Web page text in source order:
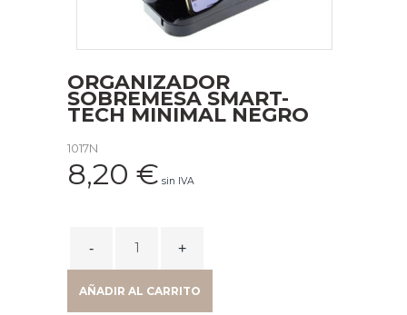
ORGANIZADOR
SOBREMESA SMART-
TECH MINIMAL NEGRO
1017N
8,20 € sin IVA
AÑADIR AL CARRITO